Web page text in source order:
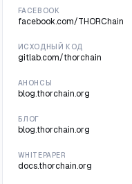
FACEBOOK
facebook.com/THORChain
ИСХОДНЫЙ КОД
gitlab.com/thorchain
АНОНСЫ
blog.thorchain.org
БЛОГ
blog.thorchain.org
WHITEPAPER
docs.thorchain.org